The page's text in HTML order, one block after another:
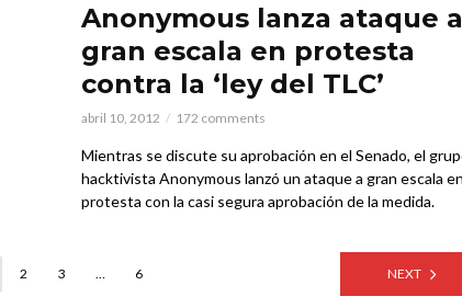
Anonymous lanza ataque a
gran escala en protesta
contra la ‘ley del TLC’
abril 10, 2012 172 comments
Mientras se discute su aprobación en el Senado, el
hacktivista Anonymous lanzó un ataque a gran escala en
protesta con la casi segura aprobación de la medida.
2 3 … 6 NEXT